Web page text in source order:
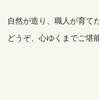
自然が造り、職人が育て
どうぞ、心ゆくまでご堪